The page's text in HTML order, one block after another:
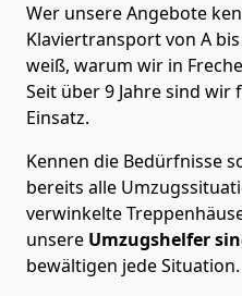
Wer unsere Angebote
Klaviertransport von A
weiß, warum wir in
Seit über 9 Jahre sind
Einsatz.
Kennen die Bedürfnisse
bereits alle
verwinkelte
unsere Umzugshelfer
bewältigen jede Situation.